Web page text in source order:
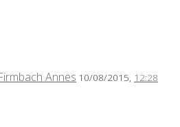
Annes 10/08/2015, 12:28